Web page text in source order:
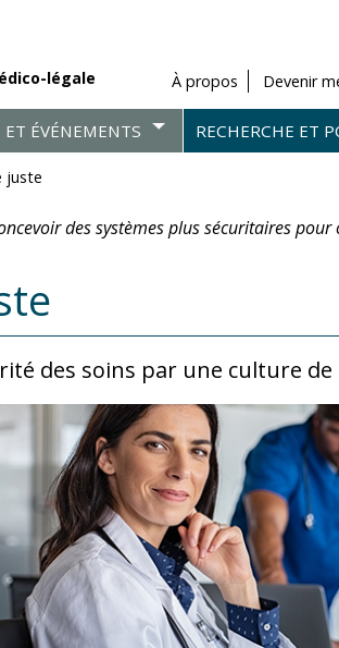
légale À propos Devenir
ÉVÉNEMENTS RECHERCHE ET
juste
des systèmes plus sécuritaires
des soins par une culture